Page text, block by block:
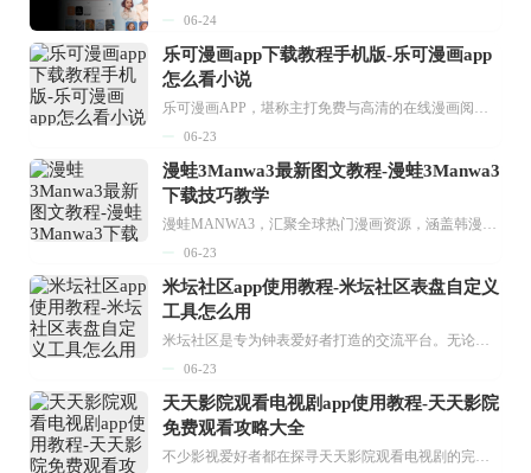
06-24
乐可漫画app下载教程手机版-乐可漫画app
怎么看小说
乐可漫画APP，堪称主打免费与高清的在线漫画阅读神器。其官方版提供海量完整版漫画资源，无论是国内漫画，还是日漫、韩漫、台漫、美漫等国外漫画，应有尽有，随时供你阅读。只需轻点一下，便能直接进入阅读界面。不仅如此，乐可漫画最新版本更新速度极快，在这里，你总能抢先看到全网一手漫画章节内容！...
06-23
漫蛙3Manwa3最新图文教程-漫蛙3Manwa3
下载技巧教学
漫蛙MANWA3，汇聚全球热门漫画资源，涵盖韩漫、欧美漫画、国漫等多种类型，题材丰富多样，全方位满足用户阅读喜好。它不仅是阅读平台，更是创作平台，为广大用户打造零门槛创作环境。...
06-23
米坛社区app使用教程-米坛社区表盘自定义
工具怎么用
米坛社区是专为钟表爱好者打造的交流平台。无论你是初涉钟表领域的普通爱好者，还是拥有多年收藏经验的资深玩家，都能在此找到属于自己的天地。 无需注册，就能轻松参与其中。通过专业的讨论论坛与丰富的交互功能，你可与世界各地的钟表爱好者畅快交流。若你钟情于钟表，米坛社区无疑是值得一试的理想之选。在这里，你能获取最新的手表资讯，交流见解，提升鉴赏品味，让每一块手表都成为收藏故事中重要的一部分。感兴趣的朋友，不要错过下载机会。...
06-23
天天影院观看电视剧app使用教程-天天影院
免费观看攻略大全
不少影视爱好者都在探寻天天影院观看电视剧的完整方法，结合最新平台使用规则，本篇新手入门攻略全面讲解观看渠道、检索流程、播放设置以及画面模式调整等实用内容。全文适配手机、电脑等主流设备，步骤简洁易懂，无论是初次使用的新手，还是想要优化观影体验的用户，都能参照内容快速上手，熟练掌握平台各项操作技巧，轻松畅享影视内容。...